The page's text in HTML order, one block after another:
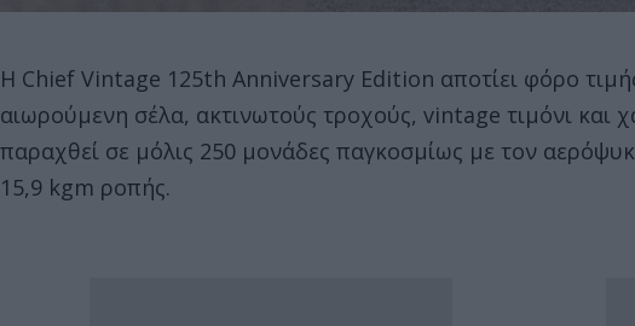
Η Chief Vintage 125th Anniversary Edition αποτίει φόρο
αιωρούμενη σέλα, ακτινωτούς τροχούς, vintage τιμόνι και
παραχθεί σε μόλις 250 μονάδες παγκοσμίως με τον
15,9 kgm ροπής.